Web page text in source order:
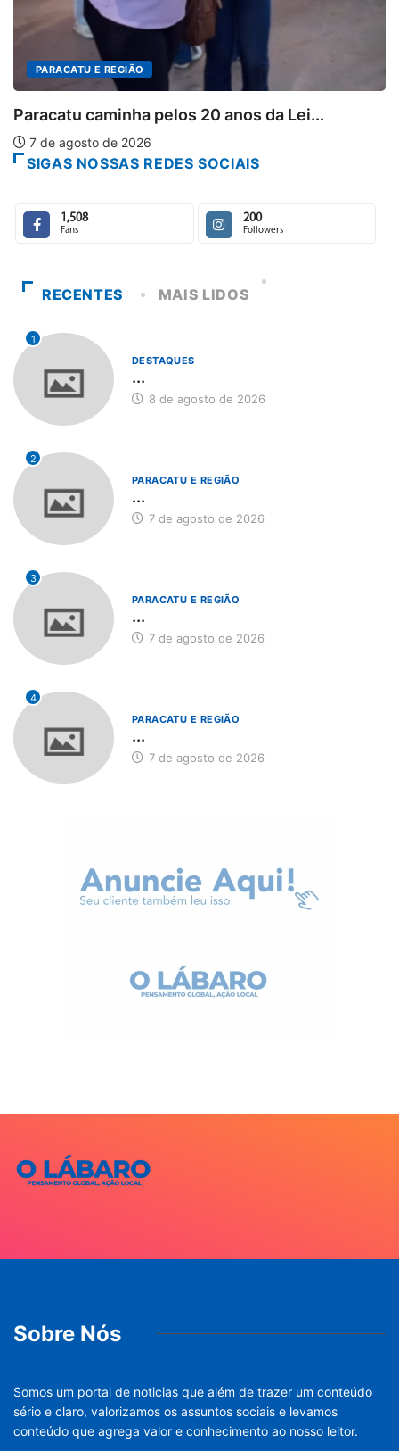
PARACATU E REGIÃO
Paracatu caminha pelos 20 anos da Lei...
7 de agosto de 2026
SIGAS NOSSAS REDES SOCIAIS
1,508
Fans
200
Followers
RECENTES MAIS LIDOS
1
DESTAQUES
...
8 de agosto de 2026
2
PARACATU E REGIÃO
...
7 de agosto de 2026
3
PARACATU E REGIÃO
...
7 de agosto de 2026
4
PARACATU E REGIÃO
...
7 de agosto de 2026
Sobre Nós
Somos um portal de noticias que além de trazer um conteúdo
sério e claro, valorizamos os assuntos sociais e levamos
conteúdo que agrega valor e conhecimento ao nosso leitor.